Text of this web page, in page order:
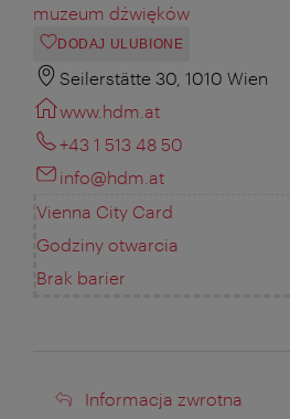
muzeum dźwięków
DODAJ ULUBIONE
Seilerstätte 30, 1010 Wien
www.hdm.at
+43 1 513 48 50
info@hdm.at
Vienna City Card
Godziny otwarcia
Brak barier
Informacja
Informacja zwrotna